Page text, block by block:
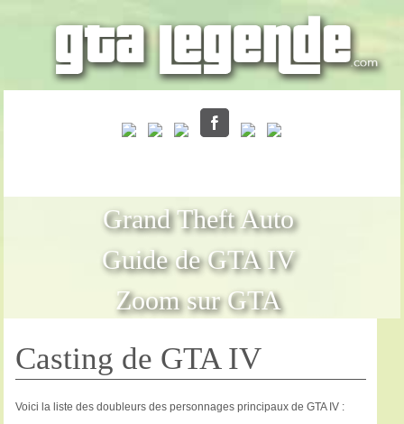
Grand Theft Auto
Guide de GTA IV
Zoom sur GTA
Casting de GTA IV
Voici la liste des doubleurs des personnages principaux de GTA IV :